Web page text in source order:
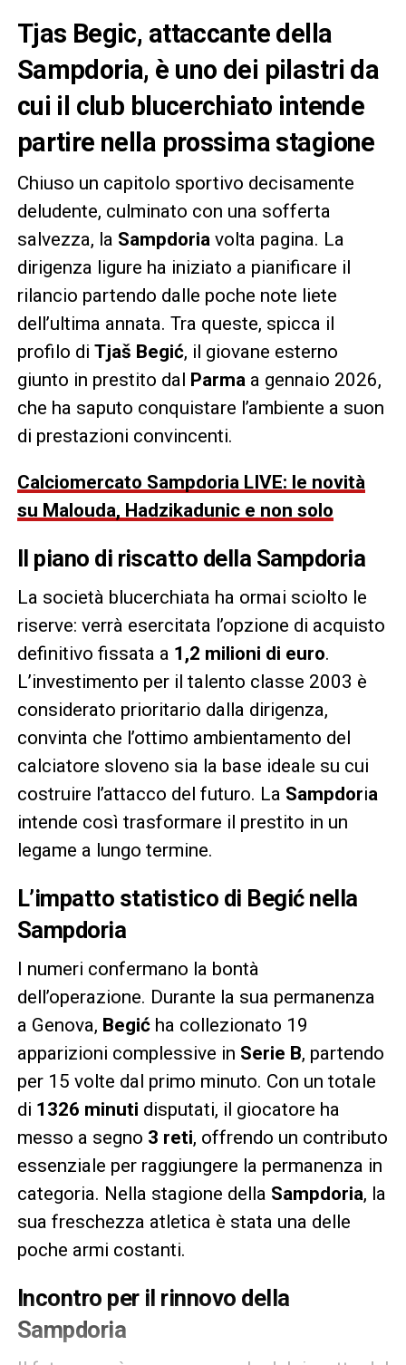
Tjas Begic, attaccante della
Sampdoria, è uno dei pilastri da
cui il club blucerchiato intende
partire nella prossima stagione
Chiuso un capitolo sportivo decisamente
deludente, culminato con una sofferta
salvezza, la Sampdoriavolta pagina. La
dirigenza ligure ha iniziato a pianificare il
rilancio partendo dalle poche note liete
dell’ultima annata. Tra queste, spicca il
profilo di Tjaš Begić, il giovane esterno
giunto in prestito dal Parmaa gennaio 2026,
che ha saputo conquistare l’ambiente a suon
di prestazioni convincenti.
Calciomercato Sampdoria LIVE: le novità
su Malouda, Hadzikadunic e non solo
Il piano di riscatto della Sampdoria
La società blucerchiata ha ormai sciolto le
riserve: verrà esercitata l’opzione di acquisto
definitivo fissata a 1,2 milioni di euro.
L’investimento per il talento classe 2003 è
considerato prioritario dalla dirigenza,
convinta che l’ottimo ambientamento del
calciatore sloveno sia la base ideale su cui
costruire l’attacco del futuro. La Sampdoria
intende così trasformare il prestito in un
legame a lungo termine.
L’impatto statistico di Begić nella
Sampdoria
I numeri confermano la bontà
dell’operazione. Durante la sua permanenza
a Genova, Begićha collezionato 19
apparizioni complessive in Serie B, partendo
per 15 volte dal primo minuto. Con un totale
di 1326 minuti disputati, il giocatore ha
messo a segno 3 reti, offrendo un contributo
essenziale per raggiungere la permanenza in
categoria. Nella stagione della Sampdoria, la
sua freschezza atletica è stata una delle
poche armi costanti.
Incontro per il rinnovo della
Sampdoria